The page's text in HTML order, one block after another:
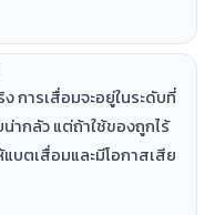
การเสื่อมจะอยู่ในระดับที่
ากลัว แต่ถ้าใช้ของถูกไร้
แบตเสื่อมและมีโอกาสเสีย